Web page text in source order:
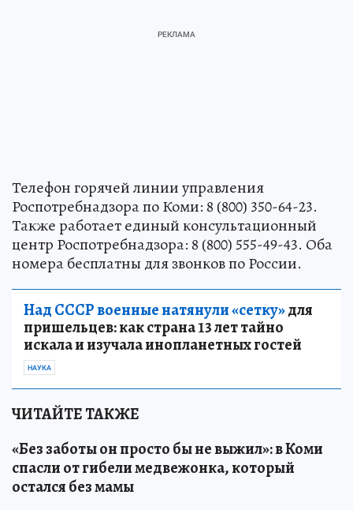
Телефон горячей линии управления
Роспотребнадзора по Коми: 8 (800) 350-64-23.
Также работает единый консультационный
центр Роспотребнадзора: 8 (800) 555-49-43. Оба
номера бесплатны для звонков по России.
Над СССР военные натянули «сетку»для
пришельцев: как страна 13 лет тайно
искала и изучала инопланетных гостей
НАУКА
ЧИТАЙТЕ ТАКЖЕ
«Без заботы он просто бы не выжил»: в Коми
спасли от гибели медвежонка, который
остался без мамы